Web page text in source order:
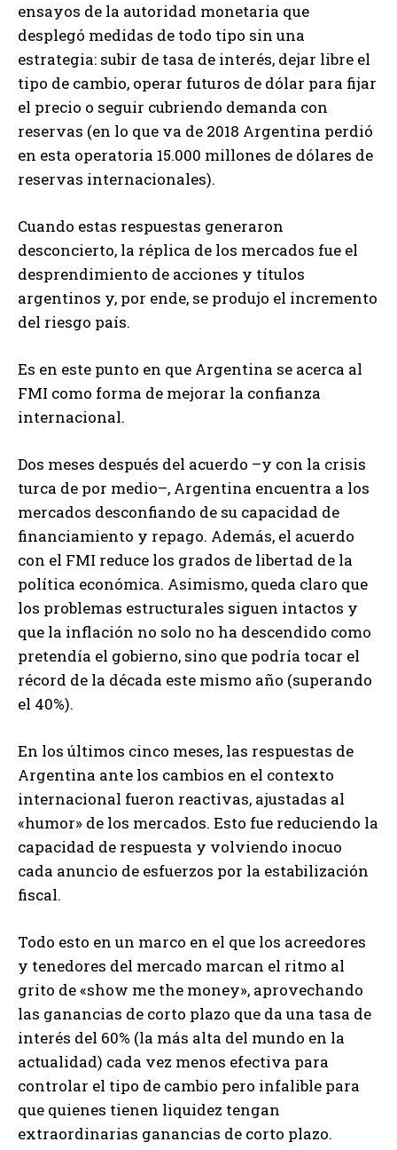
ensayos de la autoridad monetaria que
desplegó medidas de todo tipo sin una
estrategia: subir de tasa de interés, dejar libre el
tipo de cambio, operar futuros de dólar para fijar
el precio o seguir cubriendo demanda con
reservas (en lo que va de 2018 Argentina perdió
en esta operatoria 15.000 millones de dólares de
reservas internacionales).
Cuando estas respuestas generaron
desconcierto, la réplica de los mercados fue el
desprendimiento de acciones y títulos
argentinos y, por ende, se produjo el incremento
del riesgo país.
Es en este punto en que Argentina se acerca al
FMI como forma de mejorar la confianza
internacional.
Dos meses después del acuerdo –y con la crisis
turca de por medio–, Argentina encuentra a los
mercados desconfiando de su capacidad de
financiamiento y repago. Además, el acuerdo
con el FMI reduce los grados de libertad de la
política económica. Asimismo, queda claro que
los problemas estructurales siguen intactos y
que la inflación no solo no ha descendido como
pretendía el gobierno, sino que podría tocar el
récord de la década este mismo año (superando
el 40%).
En los últimos cinco meses, las respuestas de
Argentina ante los cambios en el contexto
internacional fueron reactivas, ajustadas al
«humor» de los mercados. Esto fue reduciendo la
capacidad de respuesta y volviendo inocuo
cada anuncio de esfuerzos por la estabilización
fiscal.
Todo esto en un marco en el que los acreedores
y tenedores del mercado marcan el ritmo al
grito de «show me the money», aprovechando
las ganancias de corto plazo que da una tasa de
interés del 60% (la más alta del mundo en la
actualidad) cada vez menos efectiva para
controlar el tipo de cambio pero infalible para
que quienes tienen liquidez tengan
extraordinarias ganancias de corto plazo.